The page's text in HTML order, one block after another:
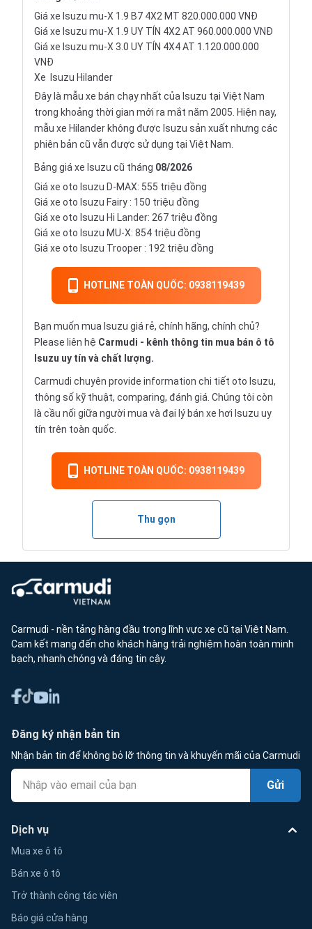
Giá xe Isuzu mu-X 1.9 B7 4X2 MT 820.000.000 VNĐ
Giá xe Isuzu mu-X 1.9 UY TÍN 4X2 AT 960.000.000 VNĐ
Giá xe Isuzu mu-X 3.0 UY TÍN 4X4 AT 1.120.000.000
VNĐ
Xe
Isuzu Hilander
Đây là mẫu xe bán chạy nhất của Isuzu tại Việt Nam
trong khoảng thời gian mới ra mắt năm 2005. Hiện nay,
mẫu xe Hilander không được Isuzu sản xuất nhưng các
phiên bản cũ vẫn được sử dụng tại Việt Nam.
Bảng giá xe Isuzu cũ tháng 08/2026
Giá xe oto Isuzu D-MAX: 555 triệu đồng
Giá xe oto Isuzu Fairy : 150 triệu đồng
Giá xe oto Isuzu Hi Lander: 267 triệu đồng
Giá xe oto Isuzu MU-X: 854 triệu đồng
Giá xe oto Isuzu Trooper : 192 triệu đồng
HOTLINE TOÀN QUỐC: 0938119439
Bạn muốn mua Isuzu giá rẻ, chính hãng, chính chủ?
Please liên hệ Carmudi - kênh thông tin mua bán ô tô
Isuzu uy tín và chất lượng.
Carmudi chuyên provide information chi tiết oto Isuzu,
thông số kỹ thuật, comparing, đánh giá. Chúng tôi còn
là cầu nối giữa người mua và đại lý bán xe hơi Isuzu uy
tín trên toàn quốc.
HOTLINE TOÀN QUỐC: 0938119439
Thu gọn
Carmudi - nền tảng hàng đầu trong lĩnh vực xe cũ tại Việt Nam.
Cam kết mang đến cho khách hàng trải nghiệm hoàn toàn minh
bạch, nhanh chóng và đáng tin cậy.
Đăng ký nhận bản tin
Nhận bản tin để không bỏ lỡ thông tin và khuyến mãi của Carmudi
Gửi
Dịch vụ
Mua xe ô tô
Bán xe ô tô
Trở thành cộng tác viên
Báo giá cửa hàng